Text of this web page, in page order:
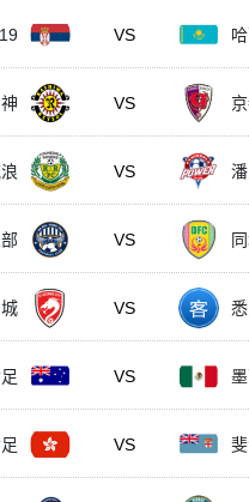
VS
VS
VS
VS
VS
VS
VS